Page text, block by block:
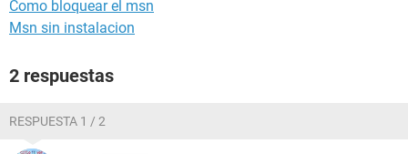
Como bloquear el msn
Msn sin instalacion
2 respuestas
RESPUESTA 1 / 2